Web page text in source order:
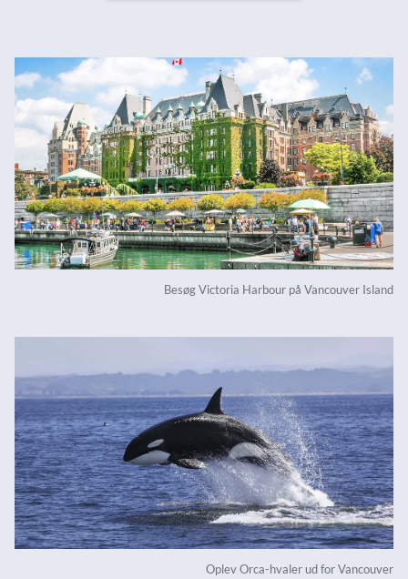
Besøg Victoria Harbour på Vancouver Island
Oplev Orca-hvaler ud for Vancouver